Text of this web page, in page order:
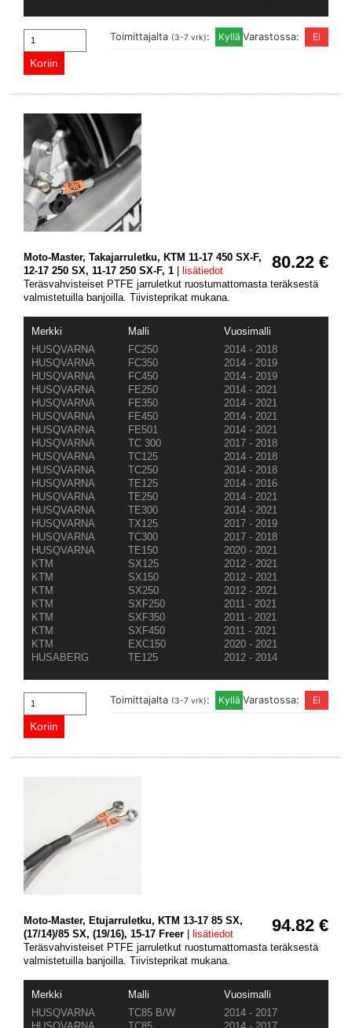
Varastossa:
Toimittajalta (3-7 vrk):
80.22 €
Moto-Master, Takajarruletku, KTM 11-17 450 SX-F,
12-17 250 SX, 11-17 250 SX-F, 1
lisätiedot
Teräsvahvisteiset PTFE jarruletkut ruostumattomasta teräksestä
valmistetuilla banjoilla. Tiivisteprikat mukana.
Merkki Malli
Vuosimalli
HUSQVARNA
FC250
2014 - 2018
HUSQVARNA
FC350
2014 - 2019
HUSQVARNA
FC450
2014 - 2019
HUSQVARNA
FE250
2014 - 2021
HUSQVARNA
FE350
2014 - 2021
HUSQVARNA
FE450
2014 - 2021
HUSQVARNA
FE501
2014 - 2021
HUSQVARNA
TC 300
2017 - 2018
HUSQVARNA
TC125
2014 - 2018
HUSQVARNA
TC250
2014 - 2018
HUSQVARNA
TE125
2014 - 2016
HUSQVARNA
TE250
2014 - 2021
HUSQVARNA
TE300
2014 - 2021
HUSQVARNA
TX125
2017 - 2019
HUSQVARNA
TC300
2017 - 2018
HUSQVARNA
TE150
2020 - 2021
KTM
SX125
2012 - 2021
KTM
SX150
2012 - 2021
KTM
SX250
2012 - 2021
KTM
SXF250
2011 - 2021
KTM
SXF350
2011 - 2021
KTM
SXF450
2011 - 2021
KTM
EXC150
2020 - 2021
HUSABERG
TE125 2012 - 2014
Varastossa:
Toimittajalta (3-7 vrk):
94.82 €
Moto-Master, Etujarruletku, KTM 13-17 85 SX,
(17/14)/85 SX, (19/16), 15-17 Freer
lisätiedot
Teräsvahvisteiset PTFE jarruletkut ruostumattomasta teräksestä
valmistetuilla banjoilla. Tiivisteprikat mukana.
Merkki Malli
Vuosimalli
HUSQVARNA
TC85 B/W
2014 - 2017